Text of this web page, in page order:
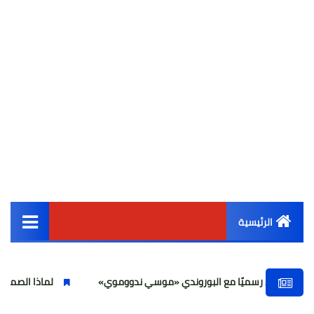
الرئيسية
أخبار مصر مع البوروندي «موسي ندووموي» لماذا الصمت على هؤلاء